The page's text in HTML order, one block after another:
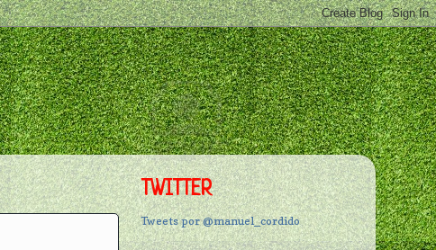
TWITTER
Tweets por @manuel_cordido